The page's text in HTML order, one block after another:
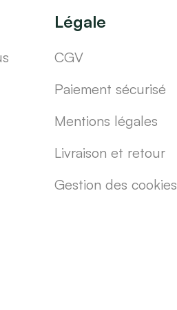
Légale
CGV
Paiement sécurisé
Mentions légales
Livraison et retour
Gestion des cookies